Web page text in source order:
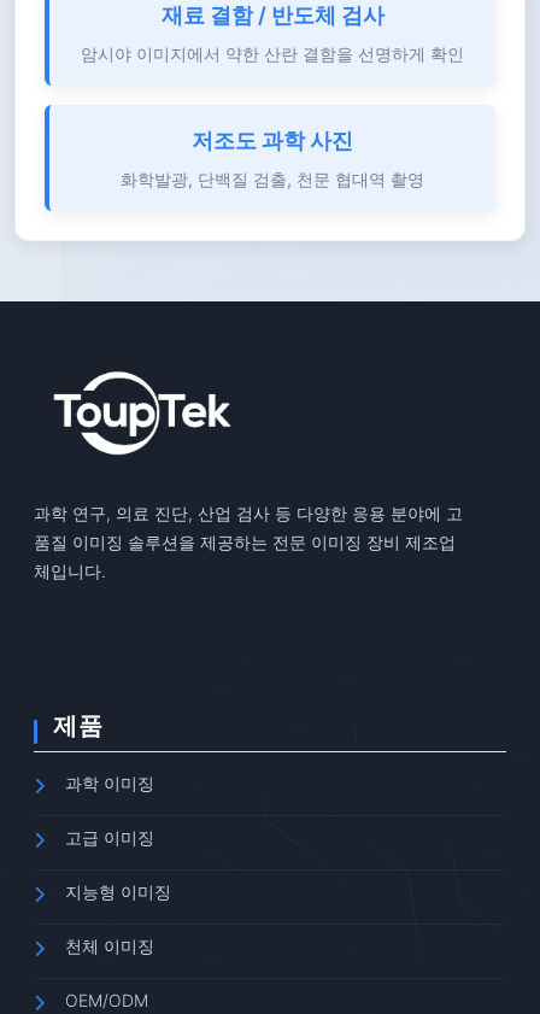
재료 결함 / 반도체 검사
암시야 이미지에서 약한 산란 결함을 선명하게 확인
저조도 과학 사진
화학발광, 단백질 검출, 천문 협대역 촬영
과학 연구, 의료 진단, 산업 검사 등 다양한 응용 분야에 고
품질 이미징 솔루션을 제공하는 전문 이미징 장비 제조업
체입니다.
제품
과학 이미징
고급 이미징
지능형 이미징
천체 이미징
OEM/ODM